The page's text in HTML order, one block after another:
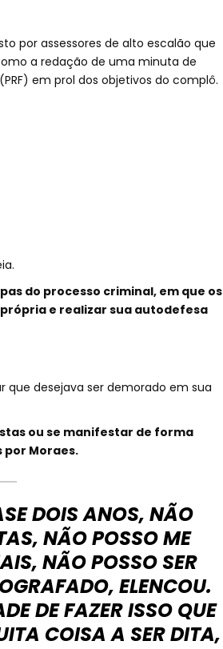
por assessores de alto escalão que
a redação de uma minuta de
em prol dos objetivos do complô.
do processo criminal, em que os
e realizar sua autodefesa
que desejava ser demorado em sua
ou se manifestar de forma
por Moraes.
DOIS ANOS, NÃO
NÃO POSSO ME
NÃO POSSO SER
ELENCOU.
DE FAZER ISSO QUE
COISA A SER DITA,